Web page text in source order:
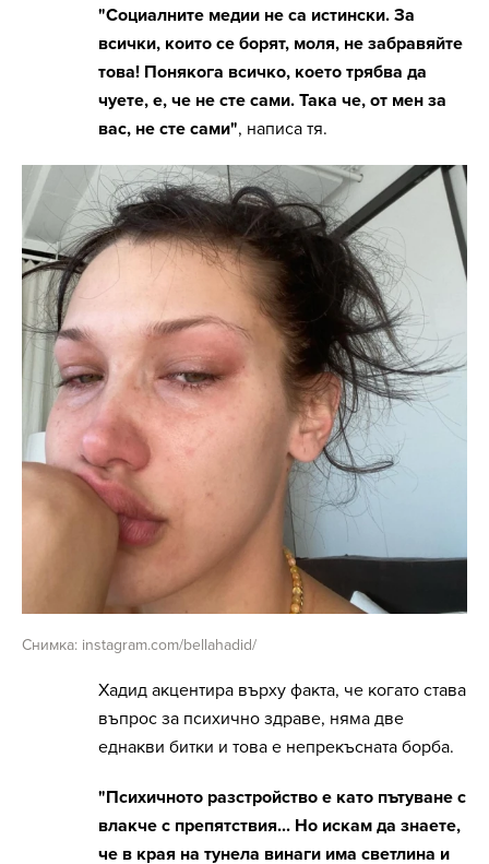
"Социалните медии не са истински. За
всички, които се борят, моля, не забравяйте
това! Понякога всичко, което трябва да
чуете, е, че не сте сами. Така че, от мен за
вас, не сте сами", написа тя.
Снимка: instagram.com/bellahadid/
Хадид акцентира върху факта, че когато става
въпрос за психично здраве, няма две
еднакви битки и това е непрекъсната борба.
"Психичното разстройство е като пътуване с
влакче с препятствия... Но искам да знаете,
че в края на тунела винаги има светлина и